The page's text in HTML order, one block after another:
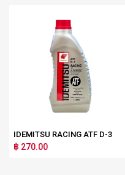
IDEMITSU RACING ATF D-3
฿ 270.00